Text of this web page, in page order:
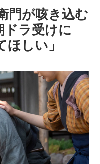
門が咳き込む
ドラ受けに
しい」